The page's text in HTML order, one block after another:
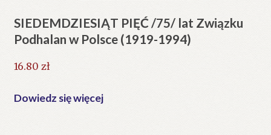
SIEDEMDZIESIĄT PIĘĆ /75/ lat Związku
Podhalan w Polsce (1919-1994)
16.80 zł
Dowiedz się więcej